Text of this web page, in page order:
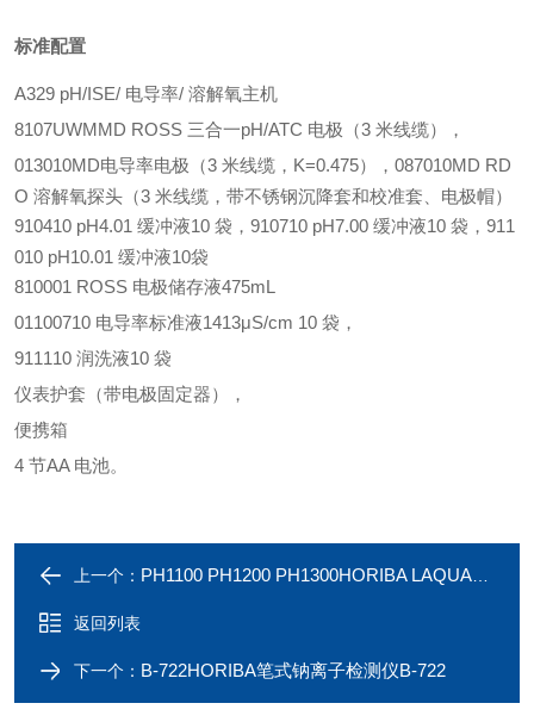
标准配置
A329 pH/ISE/ 电导率/ 溶解氧主机
8107UWMMD ROSS 三合一pH/ATC 电极（3 米线缆），
013010MD电导率电极（3 米线缆，K=0.475），087010MD RD
O 溶解氧探头（3 米线缆，带不锈钢沉降套和校准套、电极帽）
910410 pH4.01 缓冲液10 袋，910710 pH7.00 缓冲液10 袋，911
010 pH10.01 缓冲液10袋
810001 ROSS 电极储存液475mL
01100710 电导率标准液1413μS/cm 10 袋，
911110 润洗液10 袋
仪表护套（带电极固定器），
便携箱
4 节AA 电池。
上一个： PH1100 PH1200 PH1300HORIBA LAQUA台式PH测量仪/PH计
返回列表
下一个： B-722HORIBA笔式钠离子检测仪B-722